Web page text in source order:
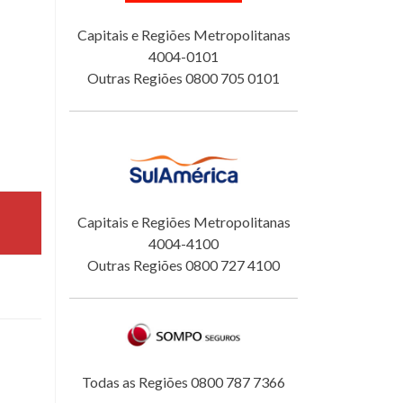
Capitais e Regiões Metropolitanas
4004-0101
Outras Regiões 0800 705 0101
Capitais e Regiões Metropolitanas
4004-4100
Outras Regiões 0800 727 4100
Todas as Regiões 0800 787 7366